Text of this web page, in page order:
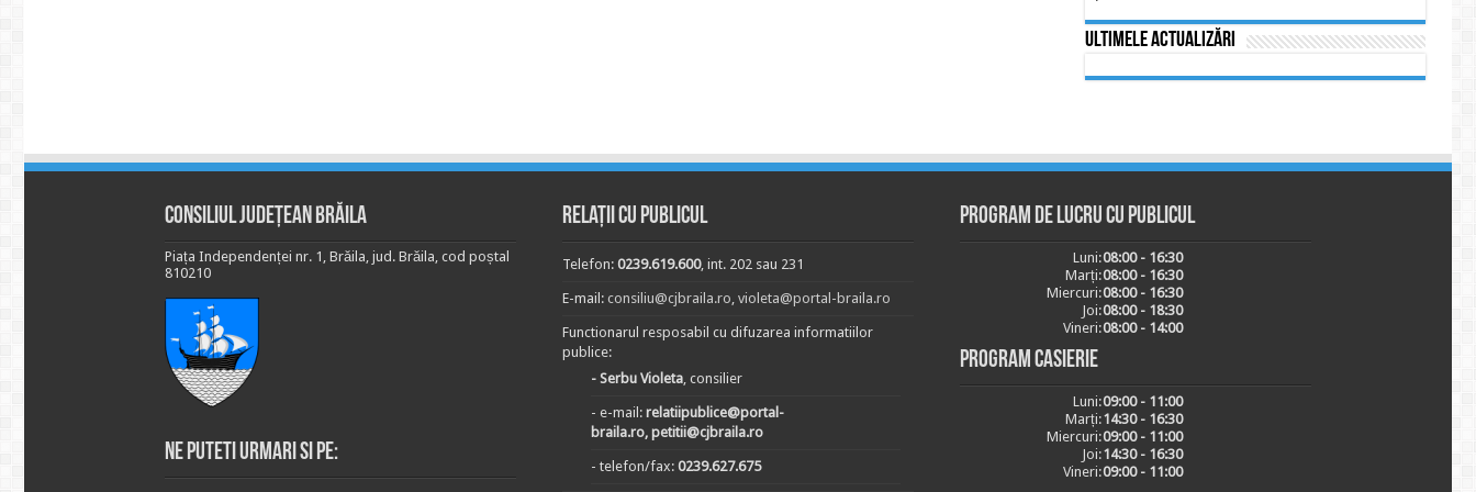
Ultimele actualizări
Consiliul Județean Brăila
Piața Independenței nr. 1, Brăila, jud. Brăila, cod poștal
810210
Ne puteti urmari si pe:
Relații cu publicul
Telefon: 0239.619.600, int. 202 sau 231
E-mail: consiliu@cjbraila.ro, violeta@portal-braila.ro
Functionarul resposabil cu difuzarea informatiilor
publice:
- Serbu Violeta, consilier
- e-mail: relatiipublice@portal-
braila.ro, petitii@cjbraila.ro
- telefon/fax: 0239.627.675
Program de lucru cu publicul
Luni:08:00 - 16:30
Marți:08:00 - 16:30
Miercuri:08:00 - 16:30
Joi:08:00 - 18:30
Vineri:08:00 - 14:00
Program casierie
Luni:09:00 - 11:00
Marți:14:30 - 16:30
Miercuri:09:00 - 11:00
Joi:14:30 - 16:30
Vineri:09:00 - 11:00